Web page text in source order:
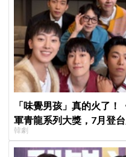
「味覺男孩」真的火了
軍青龍系列大獎，7月登台
韓劇